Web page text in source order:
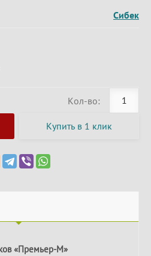
Сибек
Кол-во:
Купить в 1 клик
«Премьер-M»